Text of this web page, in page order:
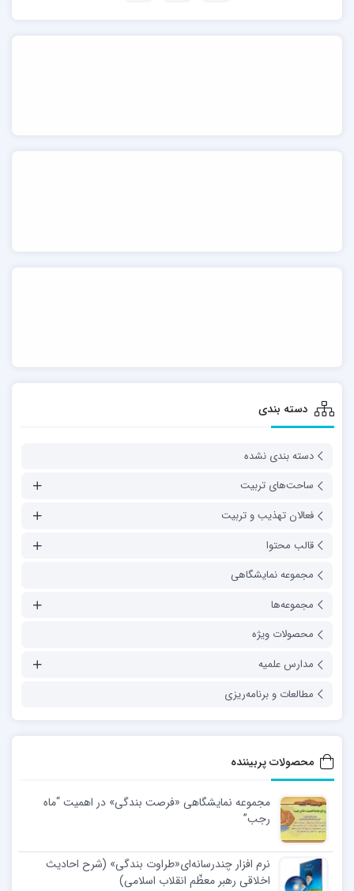
دسته بندی
دسته بندی نشده
ساحت‌های تربیت
فعالان تهذیب و تربیت
قالب محتوا
مجموعه نمایشگاهی
مجموعه‌ها
محصولات ویژه
مدارس علمیه
مطالعات و برنامه‌ریزی
محصولات پربیننده
مجموعه نمایشگاهی «فرصت بندگی» در اهمیت “ماه
رجب”
نرم افزار چندرسانه‌ای«طراوت بندگی» (شرح احادیث
اخلاقی رهبر معظّم انقلاب اسلامی)